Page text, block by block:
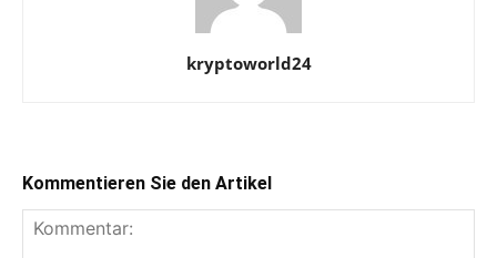
kryptoworld24
Kommentieren Sie den Artikel